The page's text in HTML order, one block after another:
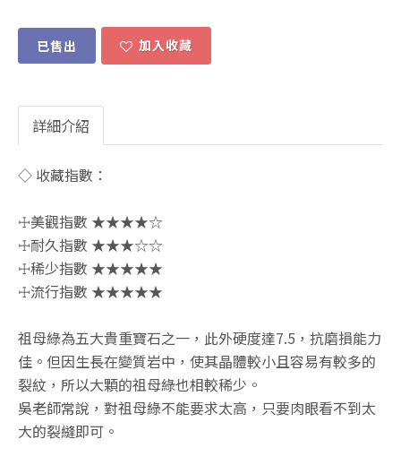
已售出 加入收藏
詳細介紹
◇ 收藏指數：
☩美觀指數 ★★★★☆
☩耐久指數 ★★★☆☆
☩稀少指數 ★★★★★
☩流行指數 ★★★★★
祖母綠為五大貴重寶石之一，此外硬度達7.5，抗磨損能力
佳。但因生長在變質岩中，使其晶體較小且容易有較多的
裂紋，所以大顆的祖母綠也相較稀少。
吳老師常說，對祖母綠不能要求太高，只要肉眼看不到太
大的裂縫即可。